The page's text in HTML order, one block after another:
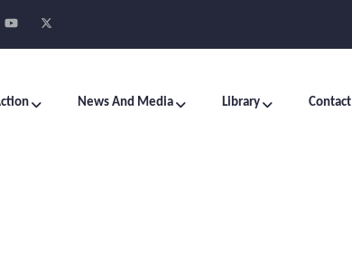
News And Media Library Contact